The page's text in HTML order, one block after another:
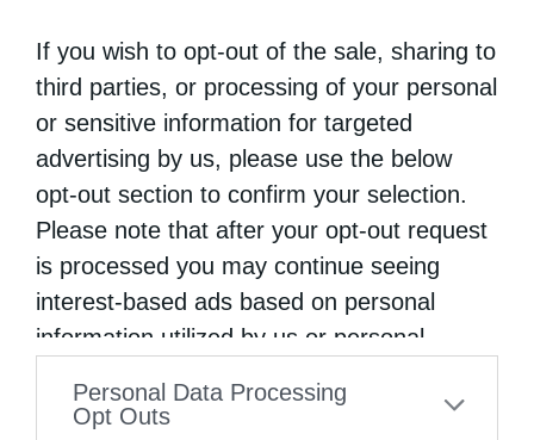
If you wish to opt-out of the sale, sharing to
third parties, or processing of your personal
or sensitive information for targeted
advertising by us, please use the below
opt-out section to confirm your selection.
Please note that after your opt-out request
is processed you may continue seeing
interest-based ads based on personal
information utilized by us or personal
to your opt-out. You may separately opt-out
Personal Data Processing
Opt Outs